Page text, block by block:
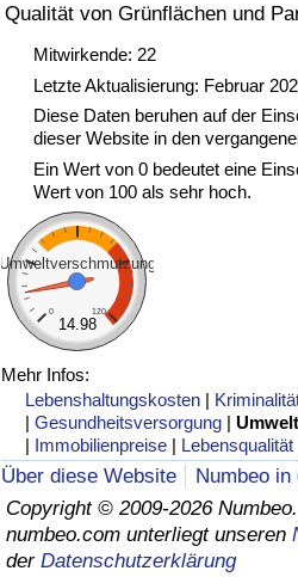
Qualität von Grünflächen und
Mitwirkende: 22
Letzte Aktualisierung: Februar
Diese Daten beruhen auf der
dieser Website in den
Ein Wert von 0 bedeutet eine
Wert von 100 als sehr hoch.
Umweltverschmutzung
0 120
14.98
Mehr Infos:
Lebenshaltungskosten |
|Gesundheitsversorgung |
| Immobilienpreise | Lebensqualität
Über diese Website
Numbeo
Copyright © 2009-2026
numbeo.com unterliegt unseren
der Datenschutzerklärung
Verkehrs-Index
Verkehrs-Index (aktuell)
Verkehrs-Index nach Land